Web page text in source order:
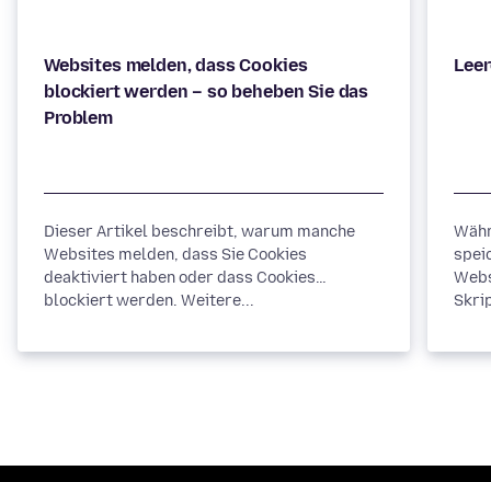
Websites melden, dass Cookies
blockiert werden – so beheben Sie das
Problem
Dieser Artikel beschreibt, warum manche
Websites melden, dass Sie Cookies
deaktiviert haben oder dass Cookies
blockiert werden. Weitere...